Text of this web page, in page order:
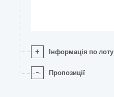
+ Інформація по лоту
- Пропозиції